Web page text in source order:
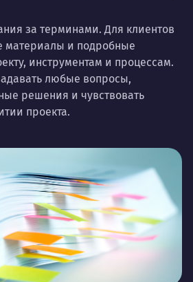
за терминами. Для клиентов
материалы и подробные
инструментам и процессам.
любые вопросы,
решения и чувствовать
проекта.